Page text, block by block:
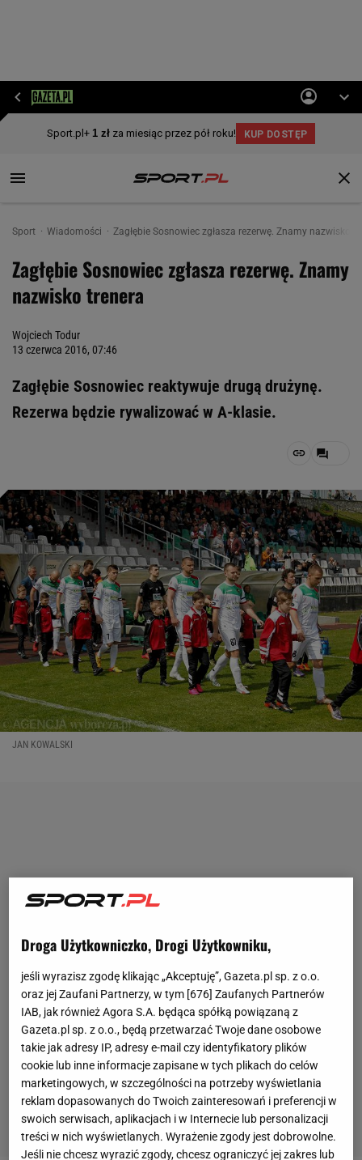
Sport Wiadomości Zagłębie Sosnowiec zgłasza rezerwę. Znamy nazwisko
Zagłębie Sosnowiec zgłasza rezerwę. Znamy
nazwisko trenera
Wojciech Todur
13 czerwca 2016, 07:46
Zagłębie Sosnowiec reaktywuje drugą drużynę.
Rezerwa będzie rywalizować w A-klasie.
JAN KOWALSKI
Droga Użytkowniczko, Drogi Użytkowniku,
jeśli wyrazisz zgodę klikając „Akceptuję”, Gazeta.pl sp. z o.o.
oraz jej Zaufani Partnerzy, w tym [676] Zaufanych Partnerów
IAB, jak również Agora S.A. będąca spółką powiązaną z
Gazeta.pl sp. z o.o., będą przetwarzać Twoje dane osobowe
takie jak adresy IP, adresy e-mail czy identyfikatory plików
cookie lub inne informacje zapisane w tych plikach do celów
marketingowych, w szczególności na potrzeby wyświetlania
reklam dopasowanych do Twoich zainteresowań i preferencji w
swoich serwisach, aplikacjach i w Internecie lub personalizacji
treści w nich wyświetlanych. Wyrażenie zgody jest dobrowolne.
Jeśli nie chcesz wyrazić zgody, chcesz ograniczyć jej zakres lub